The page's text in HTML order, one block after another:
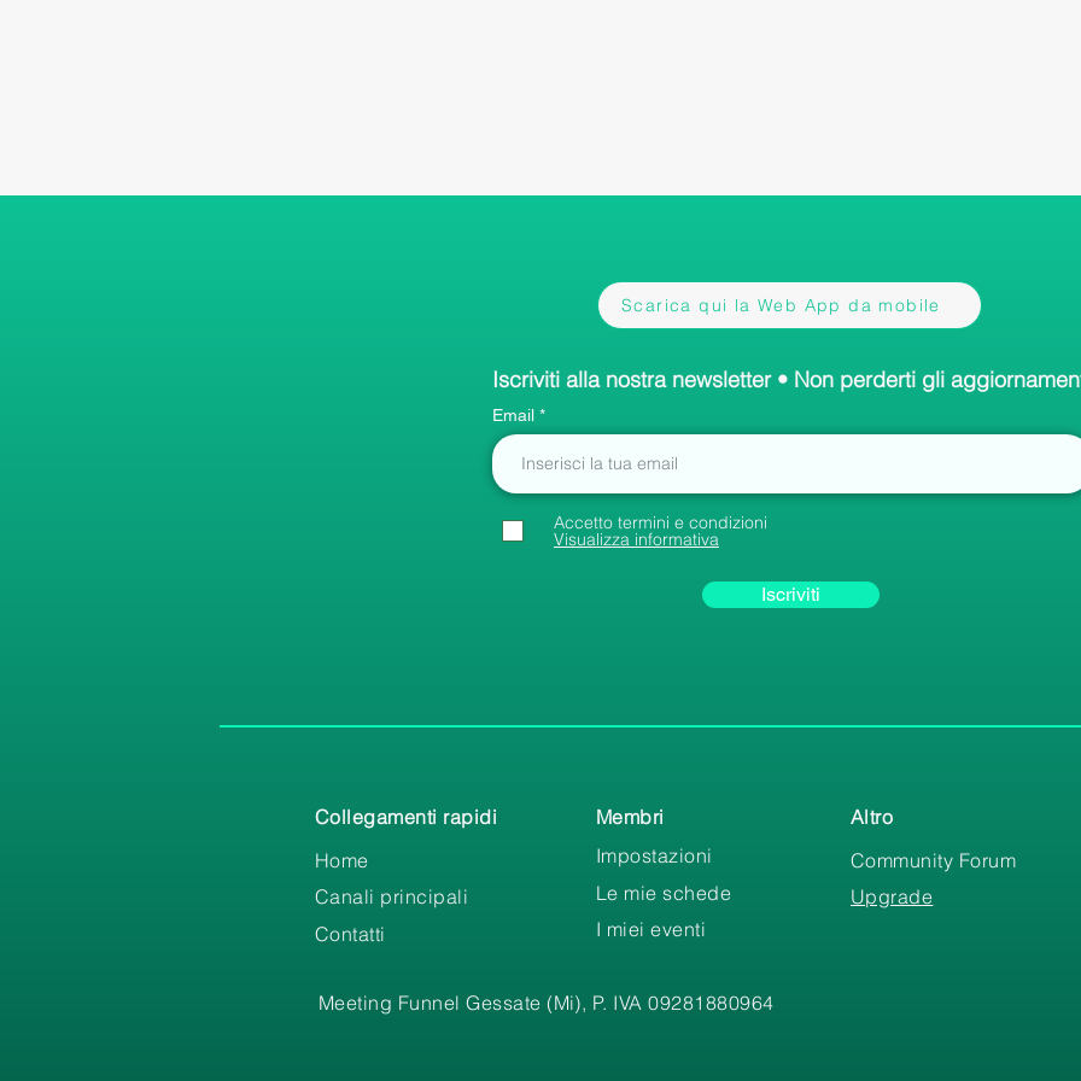
Scarica qui la Web App da mobile
Iscriviti alla nostra newsletter • Non perderti gli
Email
Accetto termini e condizioni
Visualizza informativa
Iscriviti
Collegamenti rapidi
Home
Canali principali
Contatti
Membri
Impostazioni
Le mie schede
I miei eventi
Altro
Community Forum
Upgrade
Meeting Funnel Gessate (Mi), P. IVA 09281880964